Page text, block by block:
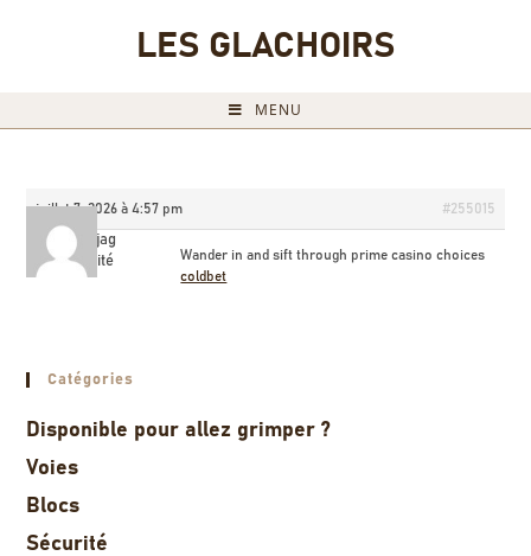
LES GLACHOIRS
MENU
juillet 7, 2026 à 4:57 pm #255015
Robinjag
Invité
Wander in and sift through prime casino choices
coldbet
Catégories
Disponible pour allez grimper ?
Voies
Blocs
Sécurité